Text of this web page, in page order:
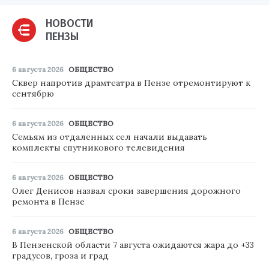
НОВОСТИ
ПЕНЗЫ
6 августа 2026 ОБЩЕСТВО
Сквер напротив драмтеатра в Пензе отремонтируют к
сентябрю
6 августа 2026 ОБЩЕСТВО
Семьям из отдаленных сел начали выдавать
комплекты спутникового телевидения
6 августа 2026 ОБЩЕСТВО
Олег Денисов назвал сроки завершения дорожного
ремонта в Пензе
6 августа 2026 ОБЩЕСТВО
В Пензенской области 7 августа ожидаются жара до +33
градусов, гроза и град